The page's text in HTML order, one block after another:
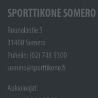
SPORTTIKONE SOMERO
Ruunalantie 5
31400 Somero
Puhelin: (02) 748 9300
somero@sporttikone.fi
Aukioloajat